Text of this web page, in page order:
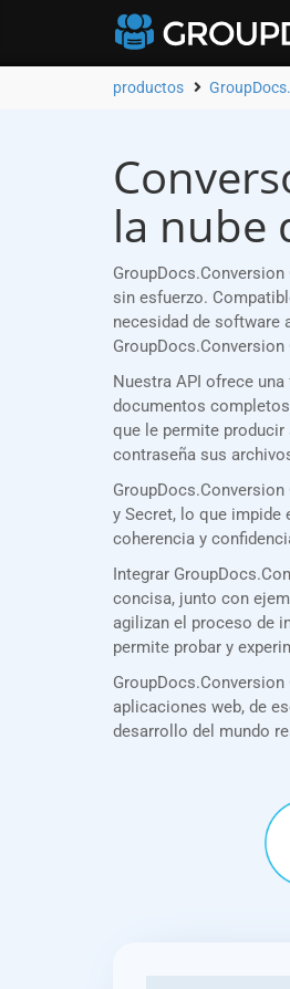
productos
la nube
sin esfuerzo.
necesidad de software
Nuestra API ofrece
documentos
que le permite producir
contraseña sus
y Secret, lo que
coherencia y
Integrar
concisa, junto con
agilizan el proceso de
permite probar y
aplicaciones web, de
desarrollo del mundo